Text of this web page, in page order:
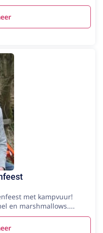
met kampvuur!
en marshmallows....